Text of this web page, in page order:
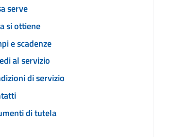
serve
si ottiene
e scadenze
al servizio
di servizio
di tutela